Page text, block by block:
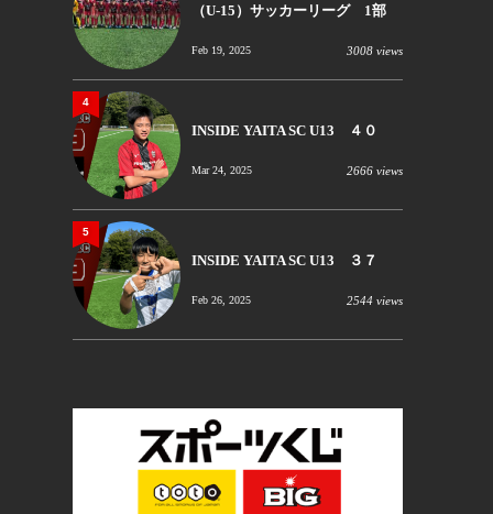
（U-15）サッカーリーグ 1部
Feb 19, 2025 3008 views
INSIDE YAITA SC U13 ４０
Mar 24, 2025 2666 views
4
INSIDE YAITA SC U13 ３７
Feb 26, 2025 2544 views
5